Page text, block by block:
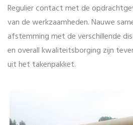
Regulier contact met de
van de werkzaamheden. Nauwe
afstemming met de verschillende
en overall kwaliteitsborging zijn
uit het takenpakket.